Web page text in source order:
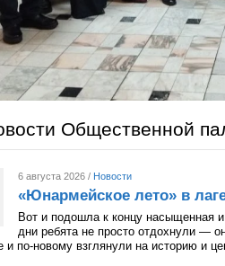
Общественной
6 августа 2026 / Новости
«Юнармейское лето» в
Вот и подошла к концу насыщенная
дни ребята не просто отдохнули —
и по-новому взглянули на историю и